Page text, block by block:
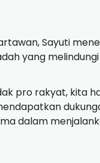
Sayuti
yang
pro rakyat, kita
dalam